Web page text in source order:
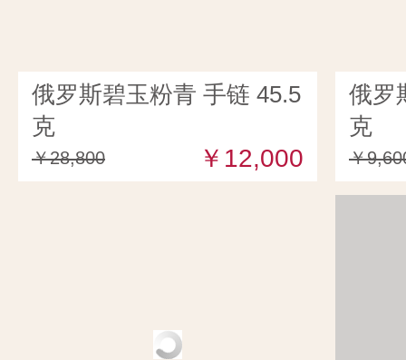
俄罗斯碧玉粉青 手链 45.5
克
￥28,800 ￥12,000
俄罗
克
￥